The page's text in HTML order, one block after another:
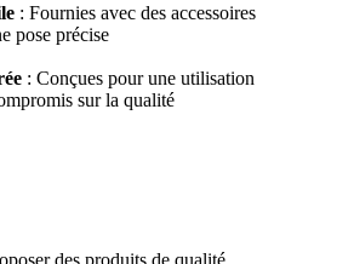
: Fournies avec des accessoires
pose précise
: Conçues pour une utilisation
sur la qualité
des produits de qualité